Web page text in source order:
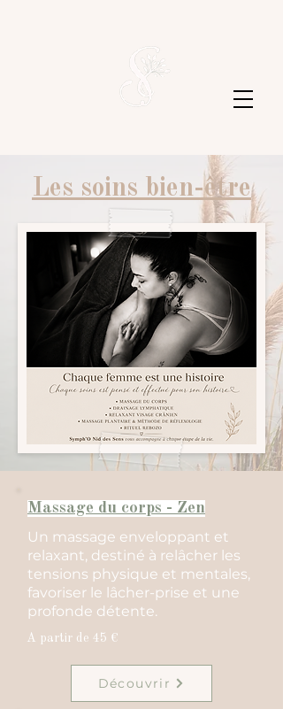
Les soins bien-être
Massage du corps - Zen
Un massage enveloppant et
relaxant, destiné à relâcher les
tensions physique et mentales,
favoriser le lâcher-prise et une
profonde détente.
A partir de 45 €
Découvrir